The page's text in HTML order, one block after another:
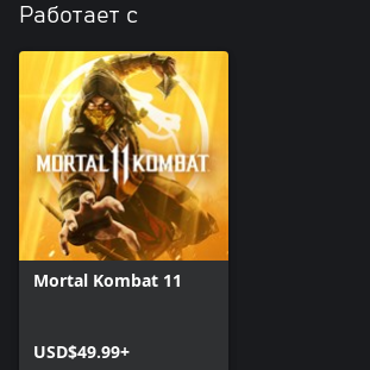
Работает с
Mortal Kombat 11
USD$49.99+